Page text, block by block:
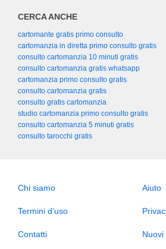
CERCA ANCHE
cartomante gratis primo consulto
cartomanzia in diretta primo consulto gratis
consulto cartomanzia 10 minuti gratis
consulto cartomanzia gratis whatsapp
cartomanzia primo consulto gratis
consulto cartomanzia gratis
consulto gratis cartomanzia
studio cartomanzia primo consulto gratis
consulto cartomanzia 5 minuti gratis
consulto tarocchi gratis
Chi siamo Aiuto
Termini d’uso
Contatti